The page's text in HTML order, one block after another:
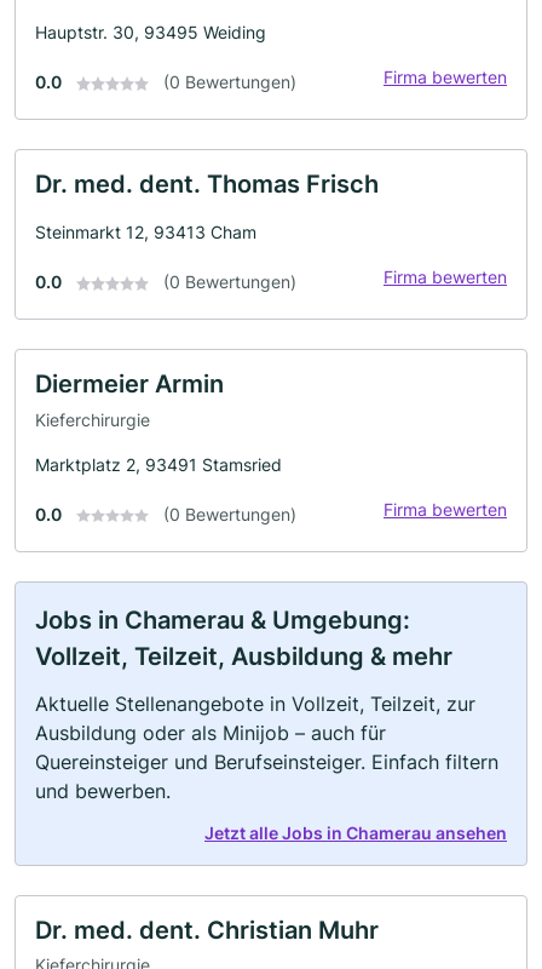
Hauptstr. 30, 93495 Weiding
0.0 (0 Bewertungen) Firma bewerten
Dr. med. dent. Thomas Frisch
Steinmarkt 12, 93413 Cham
0.0 (0 Bewertungen) Firma bewerten
Diermeier Armin
Kieferchirurgie
Marktplatz 2, 93491 Stamsried
0.0 (0 Bewertungen) Firma bewerten
Jobs in Chamerau & Umgebung:
Vollzeit, Teilzeit, Ausbildung & mehr
Aktuelle Stellenangebote in Vollzeit, Teilzeit, zur
Ausbildung oder als Minijob – auch für
Quereinsteiger und Berufseinsteiger. Einfach filtern
und bewerben.
Jetzt alle Jobs in Chamerau ansehen
Dr. med. dent. Christian Muhr